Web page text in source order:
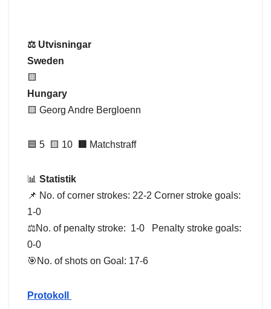
⚖️ Utvisningar
Sweden
🟨
Hungary
🟨 Georg Andre Bergloenn
🟦 5 🟨 10 Matchstraff
📊 Statistik
📌 No. of corner strokes: 22-2 Corner stroke goals:
1-0
⚖️No. of penalty stroke: 1-0 Penalty stroke goals:
0-0
🎯No. of shots on Goal: 17-6
Protokoll